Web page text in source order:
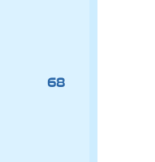
68